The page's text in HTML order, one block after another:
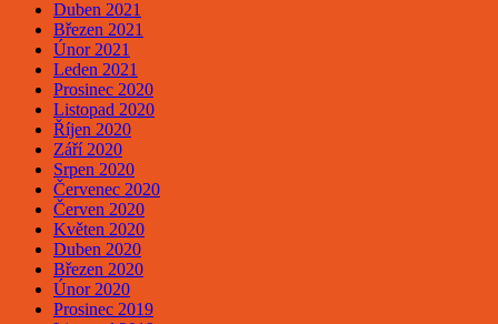
Duben 2021
Březen 2021
Únor 2021
Leden 2021
Prosinec 2020
Listopad 2020
Říjen 2020
Září 2020
Srpen 2020
Červenec 2020
Červen 2020
Květen 2020
Duben 2020
Březen 2020
Únor 2020
Prosinec 2019